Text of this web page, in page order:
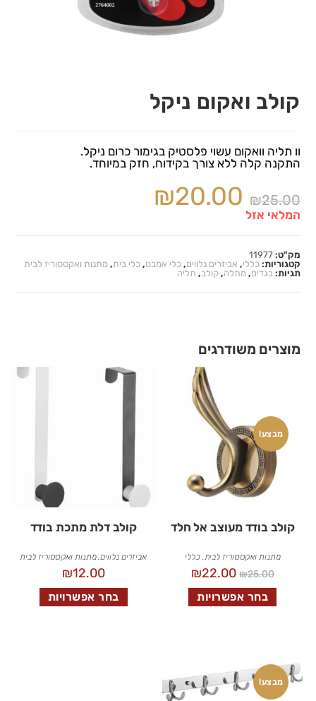
קולב ואקום ניקל
וו תליה וואקום עשוי פלסטיק בגימור כרום ניקל.
התקנה קלה ללא צורך בקידוח, חזק במיוחד.
₪25.00
₪20.00
המלאי אזל
מק"ט:11977
קטגוריות:כללי, אביזרים נלווים,כלי אמבט,כלי בית, מתנות ואקססוריז לבית
תגיות: בגדים, מתלה, קולב, תליה
מוצרים משודרגים
מבצע!
קולב בודד מעוצב אל חלד
מתנות ואקססוריז לבית,כללי
₪25.00
₪22.00
בחר אפשרויות
קולב דלת מתכת בודד
אביזרים נלווים,מתנות ואקססוריז לבית
₪12.00
בחר אפשרויות
מבצע!